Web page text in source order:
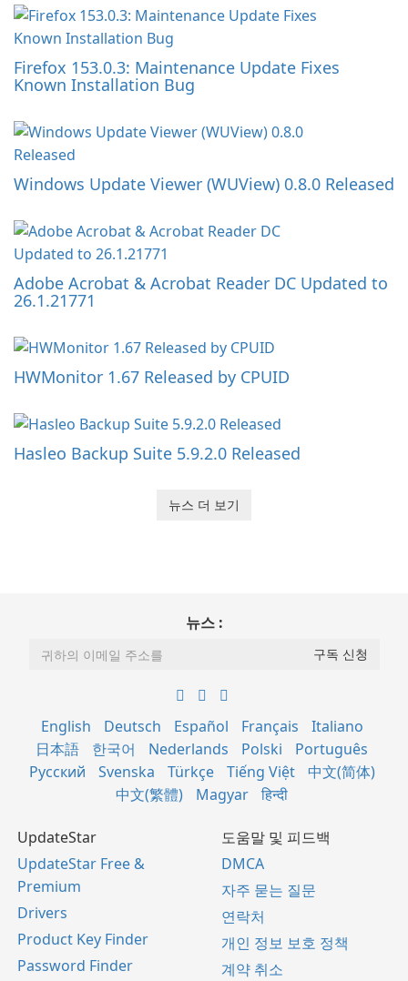
Firefox 153.0.3: Maintenance Update Fixes
Known Installation Bug
Windows Update Viewer (WUView) 0.8.0 Released
Adobe Acrobat & Acrobat Reader DC Updated to
26.1.21771
HWMonitor 1.67 Released by CPUID
Hasleo Backup Suite 5.9.2.0 Released
뉴스 더 보기
뉴스 :
English Deutsch Español Français
Italiano
日本語
한국어 Nederlands Polski
Português
Русский
Svenska Türkçe Tiếng Việt
中文(简体)
中文(繁體)
Magyar हिन्दी
UpdateStar
UpdateStar Free &
Premium
Drivers
Product Key Finder
Password Finder
도움말 및 피드백
DMCA
자주 묻는 질문
연락처
개인 정보 보호 정책
계약 취소